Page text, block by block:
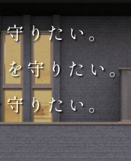
りたい。
守りたい。
りたい。